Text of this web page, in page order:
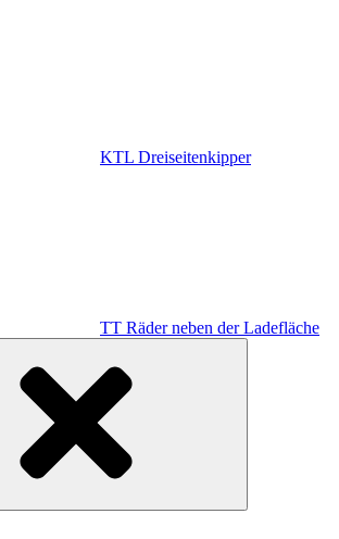
KTL Dreiseitenkipper
TT Räder neben der Ladefläche